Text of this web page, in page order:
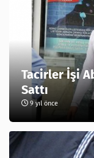
Tacirler İşi
Sattı
9 yıl önce